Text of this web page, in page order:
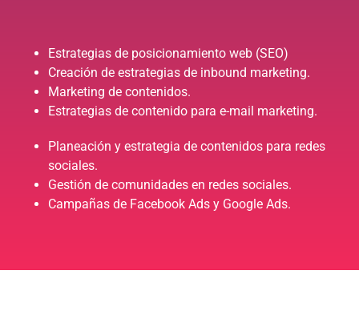
Estrategias de posicionamiento web (SEO)
Creación de estrategias de inbound marketing.
Marketing de contenidos.
Estrategias de contenido para e-mail marketing.
Planeación y estrategia de contenidos para redes
sociales.
Gestión de comunidades en redes sociales.
Campañas de Facebook Ads y Google Ads.